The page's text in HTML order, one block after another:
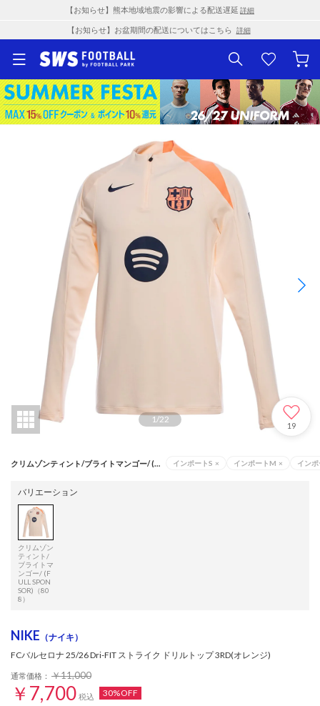
【お知らせ】熊本地域地震の影響による配送遅延 詳細
【お知らせ】お盆期間の配送についてはこちら 詳細
1/22
19
クリムゾンティント/ブライトマンゴー/ (FULL SPONSOR)（808） インポートS × インポートM × イン
バリエーション
クリムゾン
ティント/
ブライトマ
ンゴー/ (F
ULL SPON
SOR)（80
8）
NIKE （ナイキ）
FCバルセロナ 25/26 Dri-FIT ストライク ドリルトップ 3RD(オレンジ)
通常価格： ￥11,000
￥7,700 税込 30%OFF